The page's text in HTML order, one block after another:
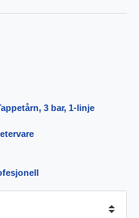
3 bar, 1-linje